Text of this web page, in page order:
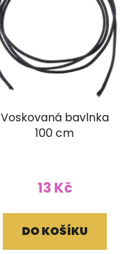
Voskovaná bavlnka
100 cm
13 Kč
DO KOŠÍKU